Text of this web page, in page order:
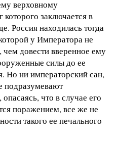
верховному
заключается в
Россия находилась тогда
у Императора не
довести вверенное ему
силы до ее
Но ни императорский сан,
подразумевают
что в случае его
поражением, все же не
такого ее печального